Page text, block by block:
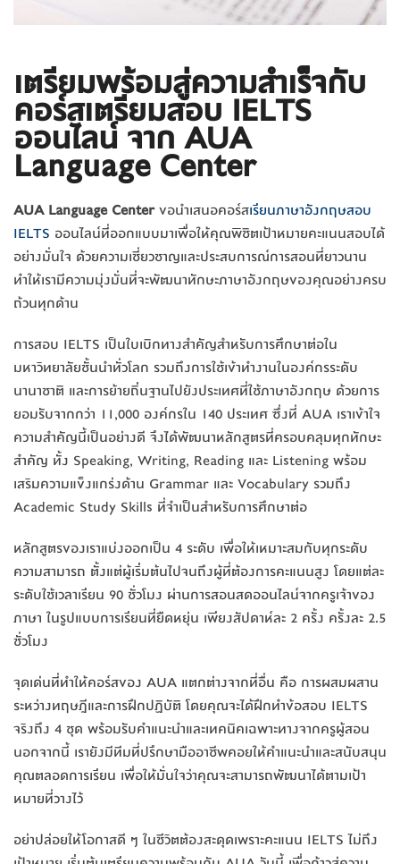
เตรียมพร้อมสู่ความสำเร็จกับ
คอร์สเตรียมสอบ IELTS
ออนไลน์ จาก AUA
Language Center
AUA Language Centerขอนำเสนอคอร์สเรียนภาษาอังกฤษสอบ
IELTS ออนไลน์ที่ออกแบบมาเพื่อให้คุณพิชิตเป้าหมายคะแนนสอบได้
อย่างมั่นใจ ด้วยความเชี่ยวชาญและประสบการณ์การสอนที่ยาวนาน
ทำให้เรามีความมุ่งมั่นที่จะพัฒนาทักษะภาษาอังกฤษของคุณอย่างครบ
ถ้วนทุกด้าน
การสอบ IELTS เป็นใบเบิกทางสำคัญสำหรับการศึกษาต่อใน
มหาวิทยาลัยชั้นนำทั่วโลก รวมถึงการใช้เข้าทำงานในองค์กรระดับ
นานาชาติ และการย้ายถิ่นฐานไปยังประเทศที่ใช้ภาษาอังกฤษ ด้วยการ
ยอมรับจากกว่า 11,000 องค์กรใน 140 ประเทศ ซึ่งที่ AUA เราเข้าใจ
ความสำคัญนี้เป็นอย่างดี จึงได้พัฒนาหลักสูตรที่ครอบคลุมทุกทักษะ
สำคัญ ทั้ง Speaking, Writing, Reading และ Listening พร้อม
เสริมความแข็งแกร่งด้าน Grammar และ Vocabulary รวมถึง
Academic Study Skills ที่จำเป็นสำหรับการศึกษาต่อ
หลักสูตรของเราแบ่งออกเป็น 4 ระดับ เพื่อให้เหมาะสมกับทุกระดับ
ความสามารถ ตั้งแต่ผู้เริ่มต้นไปจนถึงผู้ที่ต้องการคะแนนสูง โดยแต่ละ
ระดับใช้เวลาเรียน 90 ชั่วโมง ผ่านการสอนสดออนไลน์จากครูเจ้าของ
ภาษา ในรูปแบบการเรียนที่ยืดหยุ่น เพียงสัปดาห์ละ 2 ครั้ง ครั้งละ 2.5
ชั่วโมง
จุดเด่นที่ทำให้คอร์สของ AUA แตกต่างจากที่อื่น คือ การผสมผสาน
ระหว่างทฤษฎีและการฝึกปฏิบัติ โดยคุณจะได้ฝึกทำข้อสอบ IELTS
จริงถึง 4 ชุด พร้อมรับคำแนะนำและเทคนิคเฉพาะทางจากครูผู้สอน
นอกจากนี้ เรายังมีทีมที่ปรึกษามืออาชีพคอยให้คำแนะนำและสนับสนุน
คุณตลอดการเรียน เพื่อให้มั่นใจว่าคุณจะสามารถพัฒนาได้ตามเป้า
หมายที่วางไว้
อย่าปล่อยให้โอกาสดี ๆ ในชีวิตต้องสะดุดเพราะคะแนน IELTS ไม่ถึง